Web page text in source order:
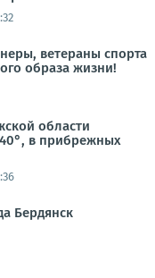
ветераны спорта
образа жизни!
области
в прибрежных
Бердянск